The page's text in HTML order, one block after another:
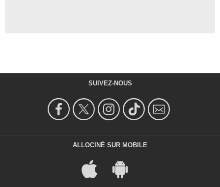
SUIVEZ-NOUS
ALLOCINÉ SUR MOBILE